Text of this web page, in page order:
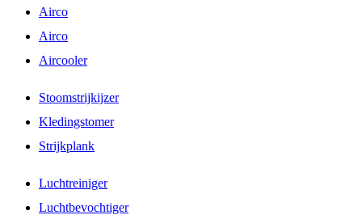
Airco
Airco
Aircooler
Stoomstrijkijzer
Kledingstomer
Strijkplank
Luchtreiniger
Luchtbevochtiger